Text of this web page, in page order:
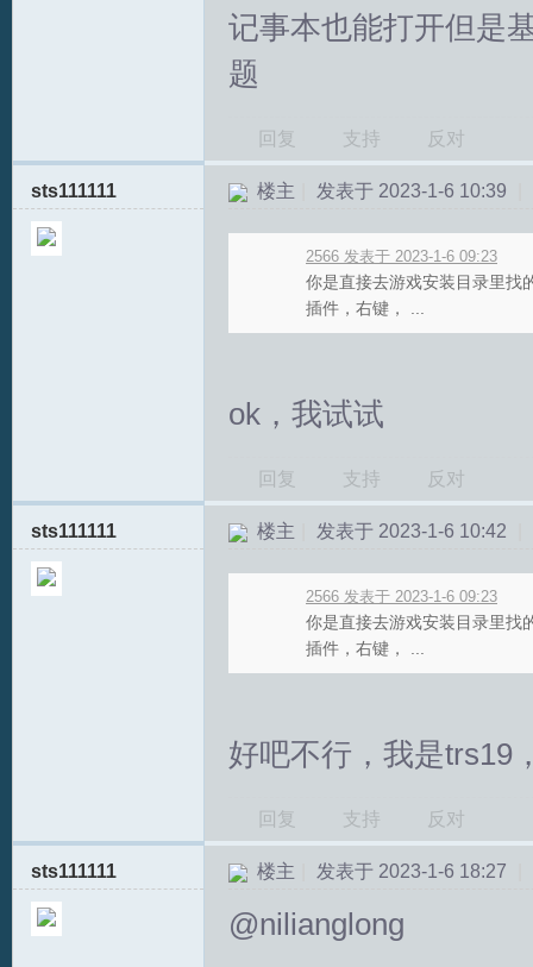
R
记事本也能打开但是
题
回复 支持 反对
sts111111 楼主 发表于 2023-1-6 10:39
2566 发表于 2023-1-6 09:23
你是直接去游戏安装目录里找
插件，右键， ...
ok，我试试
回复 支持 反对
sts111111 楼主 发表于 2023-1-6 10:42
2566 发表于 2023-1-6 09:23
你是直接去游戏安装目录里找
插件，右键， ...
好吧不行，我是trs19
回复 支持 反对
sts111111 楼主 发表于 2023-1-6 18:27
@nilianglong